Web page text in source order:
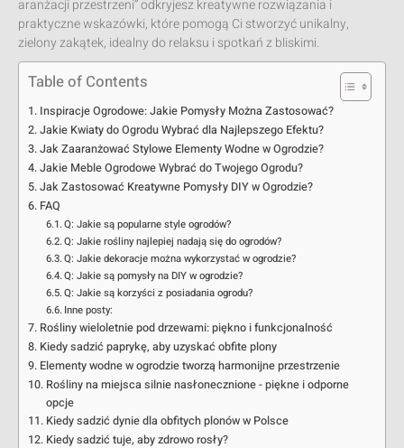
aranżacji przestrzeni” odkryjesz kreatywne rozwiązania i
praktyczne wskazówki, które pomogą Ci stworzyć unikalny,
zielony zakątek, idealny do relaksu i spotkań z bliskimi.
Table of Contents
Inspiracje Ogrodowe: Jakie Pomysły Można Zastosować?
Jakie Kwiaty do Ogrodu Wybrać dla Najlepszego Efektu?
Jak Zaaranżować Stylowe Elementy Wodne w Ogrodzie?
Jakie Meble Ogrodowe Wybrać do Twojego Ogrodu?
Jak Zastosować Kreatywne Pomysły DIY w Ogrodzie?
FAQ
Q: Jakie są popularne style ogrodów?
Q: Jakie rośliny najlepiej nadają się do ogrodów?
Q: Jakie dekoracje można wykorzystać w ogrodzie?
Q: Jakie są pomysły na DIY w ogrodzie?
Q: Jakie są korzyści z posiadania ogrodu?
Inne posty:
Rośliny wieloletnie pod drzewami: piękno i funkcjonalność
Kiedy sadzić paprykę, aby uzyskać obfite plony
Elementy wodne w ogrodzie tworzą harmonijne przestrzenie
Rośliny na miejsca silnie nasłonecznione - piękne i odporne
opcje
Kiedy sadzić dynie dla obfitych plonów w Polsce
Kiedy sadzić tuje, aby zdrowo rosły?